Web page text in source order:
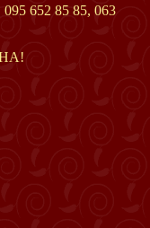
652 85 85, 063